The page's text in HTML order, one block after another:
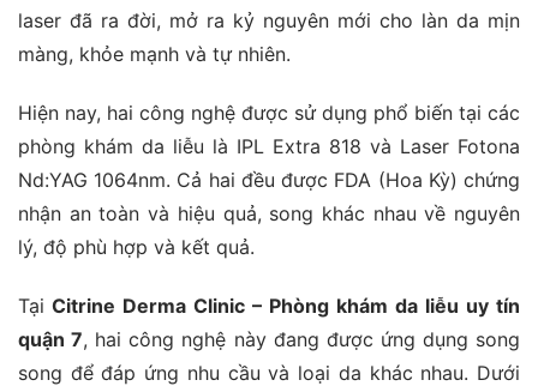
laser đã ra đời, mở ra kỷ nguyên mới cho làn da mịn
màng, khỏe mạnh và tự nhiên.
Hiện nay, hai công nghệ được sử dụng phổ biến tại các
phòng khám da liễu là IPL Extra 818 và Laser Fotona
Nd:YAG 1064nm. Cả hai đều được FDA (Hoa Kỳ) chứng
nhận an toàn và hiệu quả, song khác nhau về nguyên
lý, độ phù hợp và kết quả.
Tại Citrine Derma Clinic – Phòng khám da liễu uy tín
quận 7, hai công nghệ này đang được ứng dụng song
song để đáp ứng nhu cầu và loại da khác nhau. Dưới